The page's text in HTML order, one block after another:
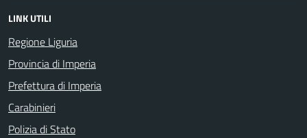
LINK UTILI
Regione Liguria
Provincia di Imperia
Prefettura di Imperia
Carabinieri
Polizia di Stato